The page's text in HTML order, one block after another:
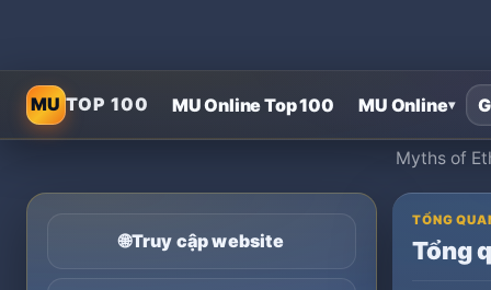
MUTOP 100 MU Online Top 100 MU Online▾
Myths of
🌐Truy cập website
TỔNG
Tổng